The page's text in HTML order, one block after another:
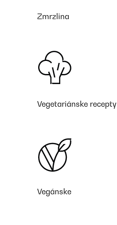
Zmrzlina
Vegetariánske recepty
Vegánske